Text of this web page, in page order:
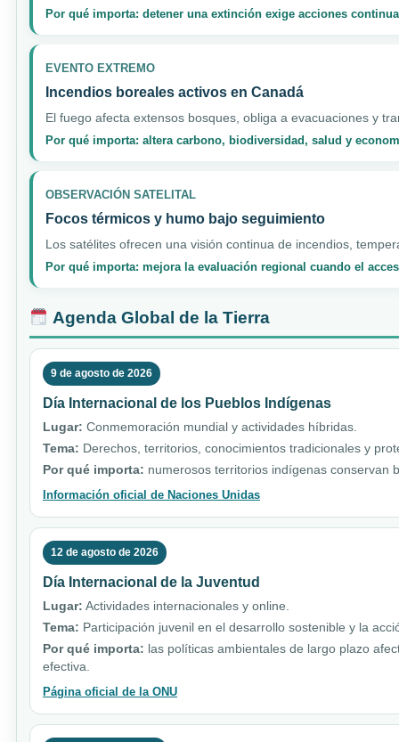
Por qué importa: detener una extinción exige acciones
EVENTO EXTREMO
Incendios boreales activos en Canadá
El fuego afecta extensos bosques, obliga a evacuaciones y
Por qué importa: altera carbono, biodiversidad, salud y
OBSERVACIÓN SATELITAL
Focos térmicos y humo bajo seguimiento
Los satélites ofrecen una visión continua de incendios,
Por qué importa: mejora la evaluación regional cuando el
Agenda Global de la Tierra
9 de agosto de 2026
Día Internacional de los Pueblos Indígenas
Lugar: Conmemoración mundial y actividades híbridas.
Tema: Derechos, territorios, conocimientos tradicionales y
Por qué importa: numerosos territorios indígenas conservan
Información oficial de Naciones Unidas
12 de agosto de 2026
Día Internacional de la Juventud
Lugar: Actividades internacionales y online.
Tema: Participación juvenil en el desarrollo sostenible y la
Por qué importa: las políticas ambientales de largo plazo
efectiva.
Página oficial de la ONU